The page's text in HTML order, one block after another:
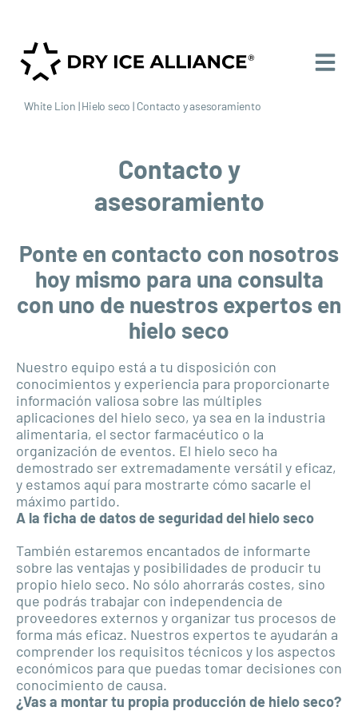
White Lion |Hielo seco | Contacto y asesoramiento
Contacto y
asesoramiento
Ponte en contacto con nosotros
hoy mismo para una consulta
con uno de nuestros expertos en
hielo seco
Nuestro equipo está a tu disposición con
conocimientos y experiencia para proporcionarte
información valiosa sobre las múltiples
aplicaciones del hielo seco, ya sea en la industria
alimentaria, el sector farmacéutico o la
organización de eventos. El hielo seco ha
demostrado ser extremadamente versátil y eficaz,
y estamos aquí para mostrarte cómo sacarle el
máximo partido.
A la ficha de datos de seguridad del hielo seco
También estaremos encantados de informarte
sobre las ventajas y posibilidades de producir tu
propio hielo seco. No sólo ahorrarás costes, sino
que podrás trabajar con independencia de
proveedores externos y organizar tus procesos de
forma más eficaz. Nuestros expertos te ayudarán a
comprender los requisitos técnicos y los aspectos
económicos para que puedas tomar decisiones con
conocimiento de causa.
¿Vas a montar tu propia producción de hielo seco?